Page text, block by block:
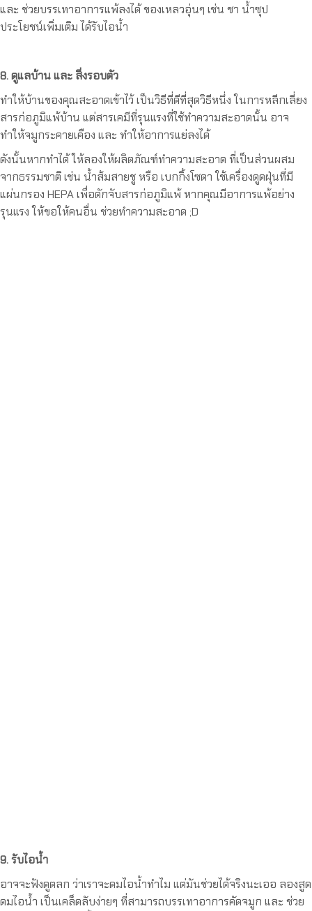
และ ช่วยบรรเทาอาการแพ้ลงได้ ของเหลวอุ่นๆ เช่น ชา น้ำซุป
ประโยชน์เพิ่มเติม ได้รับไอน้ำ
8. ดูแลบ้าน และ สิ่งรอบตัว
ทำให้บ้านของคุณสะอาดเข้าไว้ เป็นวิธีที่ดีที่สุดวิธีหนึ่ง ในการหลีกเลี่ยง
สารก่อภูมิแพ้บ้าน แต่สารเคมีที่รุนแรงที่ใช้ทำความสะอาดนั้น อาจ
ทำให้จมูกระคายเคือง และ ทำให้อาการแย่ลงได้
ดังนั้นหากทำได้ ให้ลองให้ผลิตภัณฑ์ทำความสะอาด ที่เป็นส่วนผสม
จากธรรมชาติ เช่น น้ำส้มสายชู หรือ เบกกิ้งโซดา ใช้เครื่องดูดฝุ่นที่มี
แผ่นกรอง HEPA เพื่อดักจับสารก่อภูมิแพ้ หากคุณมีอาการแพ้อย่าง
รุนแรง ให้ขอให้คนอื่น ช่วยทำความสะอาด ;D
9. รับไอน้ำ
อาจจะฟังดูตลก ว่าเราจะดมไอน้ำทำไม แต่มันช่วยได้จริงนะเออ ลองสูด
ดมไอน้ำ เป็นเคล็ดลับง่ายๆ ที่สามารถบรรเทาอาการคัดจมูก และ ช่วย